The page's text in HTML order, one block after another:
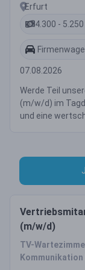
Erfurt
4.300 -
07.08.2026
Werde Teil
(m/w/d) im
und eine
(m/w/d)
TV-
Kommunikation